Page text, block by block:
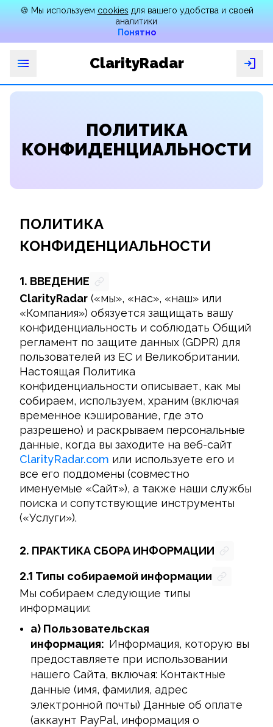
🍪 Мы используем cookies для вашего удобства и своей
аналитики
Понятно
ClarityRadar
фото
Цены
FAQ
Русский
ПОЛИТИКА
КОНФИДЕНЦИАЛЬНОСТИ
ПОЛИТИКА
КОНФИДЕНЦИАЛЬНОСТИ
1. ВВЕДЕНИЕ
ClarityRadar («мы», «нас», «наш» или
«Компания») обязуется защищать вашу
конфиденциальность и соблюдать Общий
регламент по защите данных (GDPR) для
пользователей из ЕС и Великобритании.
Настоящая Политика
конфиденциальности описывает, как мы
собираем, используем, храним (включая
временное кэширование, где это
разрешено) и раскрываем персональные
ClarityRadar.com или используете его и
все его поддомены (совместно
именуемые «Сайт»), а также наши службы
поиска и сопутствующие инструменты
(«Услуги»).
2. ПРАКТИКА СБОРА ИНФОРМАЦИИ
2.1 Типы собираемой информации
Мы собираем следующие типы
информации:
a) Пользовательская
информация: Информация, которую вы
предоставляете при использовании
нашего Сайта, включая: Контактные
данные (имя, фамилия, адрес
электронной почты) Данные об оплате
(аккаунт PayPal, информация о